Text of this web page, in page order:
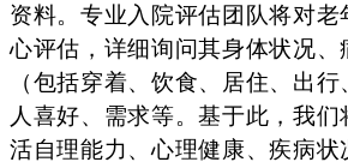
资料。专业入院评估团队将对老
心评估，详细询问其身体状况
（包括穿着、饮食、居住、出
人喜好、需求等。基于此，我
活自理能力、心理健康、疾病状